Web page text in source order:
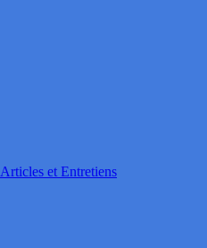
Articles et Entretiens